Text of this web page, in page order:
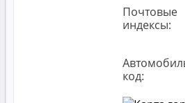
Почтовые
индексы:
код: